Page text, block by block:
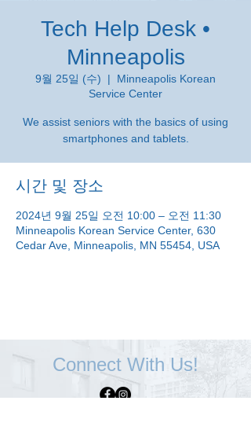
Tech Help Desk •
Minneapolis
9월 25일 (수)
  |
Minneapolis Korean
Service Center
We assist seniors with the basics of using
smartphones and tablets.
시간 및 장소
2024년 9월 25일 오전 10:00 – 오전 11:30
Minneapolis Korean Service Center, 630
Cedar Ave, Minneapolis, MN 55454, USA
Connect With Us!